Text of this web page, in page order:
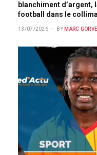
blanchiment d’argent,
football dans le
13/07/2026 BY MARC